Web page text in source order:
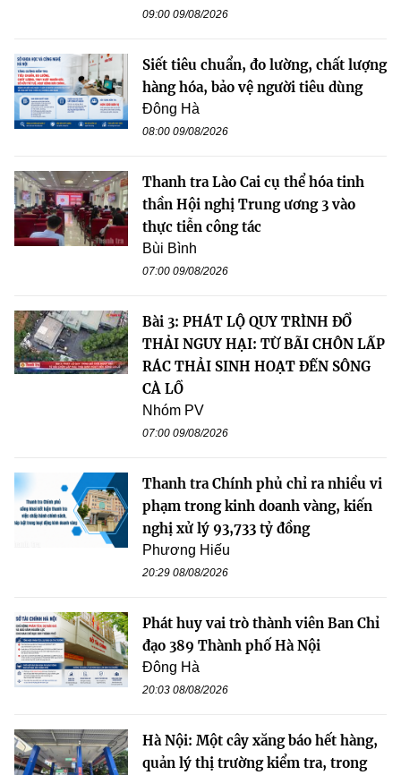
09:00 09/08/2026
Siết tiêu chuẩn, đo lường, chất lượng
hàng hóa, bảo vệ người tiêu dùng
Đông Hà
08:00 09/08/2026
Thanh tra Lào Cai cụ thể hóa tinh
thần Hội nghị Trung ương 3 vào
thực tiễn công tác
Bùi Bình
07:00 09/08/2026
Bài 3: PHÁT LỘ QUY TRÌNH ĐỔ
THẢI NGUY HẠI: TỪ BÃI CHÔN LẤP
RÁC THẢI SINH HOẠT ĐẾN SÔNG
CÀ LỒ
Nhóm PV
07:00 09/08/2026
Thanh tra Chính phủ chỉ ra nhiều vi
phạm trong kinh doanh vàng, kiến
nghị xử lý 93,733 tỷ đồng
Phương Hiếu
20:29 08/08/2026
Phát huy vai trò thành viên Ban Chỉ
đạo 389 Thành phố Hà Nội
Đông Hà
20:03 08/08/2026
Hà Nội: Một cây xăng báo hết hàng,
quản lý thị trường kiểm tra, trong